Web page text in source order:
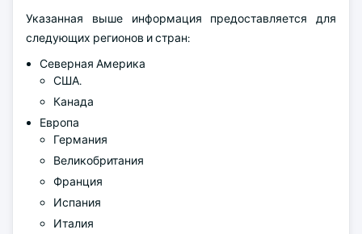
Указанная выше информация предоставляется для
следующих регионов и стран:
Северная Америка
США.
Канада
Европа
Германия
Великобритания
Франция
Испания
Италия